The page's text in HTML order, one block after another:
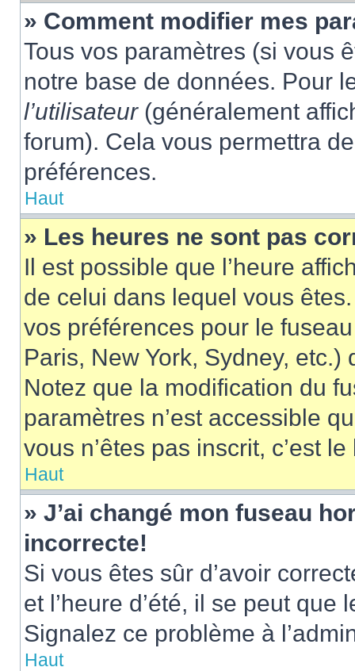
» Comment modifier mes
Tous vos paramètres (si vous
notre base de données. Pour
l’utilisateur(généralement
forum). Cela vous permettra
préférences.
Haut
» Les heures ne sont pas
Il est possible que l’heure
de celui dans lequel vous
vos préférences pour le
Paris, New York, Sydney, etc.)
Notez que la modification du
paramètres n’est accessible
vous n’êtes pas inscrit, c’est
Haut
» J’ai changé mon fuseau
incorrecte!
Si vous êtes sûr d’avoir
et l’heure d’été, il se peut que
Signalez ce problème à
Haut